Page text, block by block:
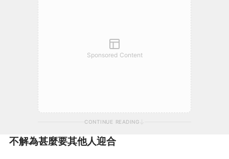
Sponsored Content
CONTINUE READING
不解為甚麼要其他人迎合